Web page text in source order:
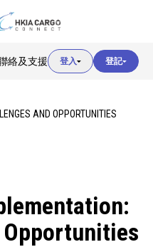
絡及支援 登入 登記
AND OPPORTUNITIES